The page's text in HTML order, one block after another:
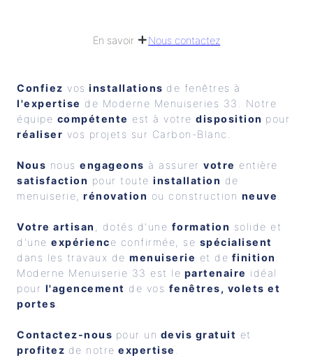
En savoir Nous contactez
Confiez vos installations
l'expertise de Moderne Menuiseries 33. Notre
équipe compétente est à votre disposition
réaliser vos projets sur Carbon-Blanc.
Nous nous engageons à assurer votre
satisfaction pour toute installation de
menuiserie, rénovation ou construction neuve
Votre artisan , dotés d'une formation solide et
d'une expérience confirmée, se spécialisent
dans les travaux de menuiserie et de finition
Moderne Menuiserie 33 est le partenaire idéal
pour l'agencement de vos fenêtres, volets et
portes
Contactez-nous pour un devis gratuit et
profitez de notre expertise